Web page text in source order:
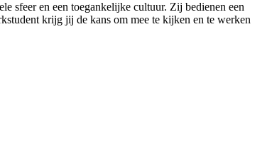
sfeer en een toegankelijke cultuur. Zij bedienen een
krijg jij de kans om mee te kijken en te werken